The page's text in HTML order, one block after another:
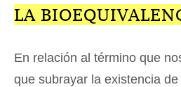
LA
En relación al término que
que subrayar la existencia